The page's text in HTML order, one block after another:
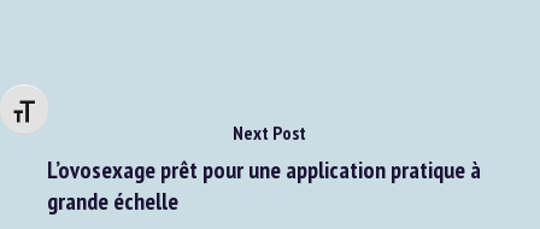
Changer la taille de la police
Next Post
L’ovosexage prêt pour une application pratique à
grande échelle